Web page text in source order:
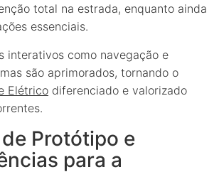
total na estrada, enquanto ainda
essenciais.
interativos como navegação e
são aprimorados, tornando o
Elétrico diferenciado e valorizado
Protótipo e
para a